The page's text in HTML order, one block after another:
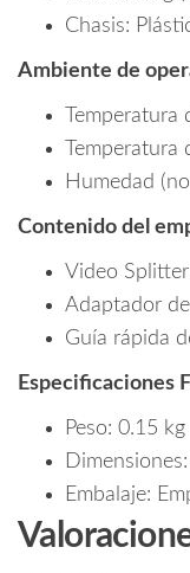
Chasis:
Ambiente de
Humedad
Contenido del
Video
Adaptador
Guía rápida
Especificaciones
Peso: 0.15 kg
Embalaje: